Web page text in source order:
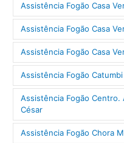
Assistência Fogão Casa
Assistência Fogão Casa
Assistência Fogão Casa
Assistência Fogão Catumbi
Assistência Fogão Centro.
César
Assistência Fogão Chora